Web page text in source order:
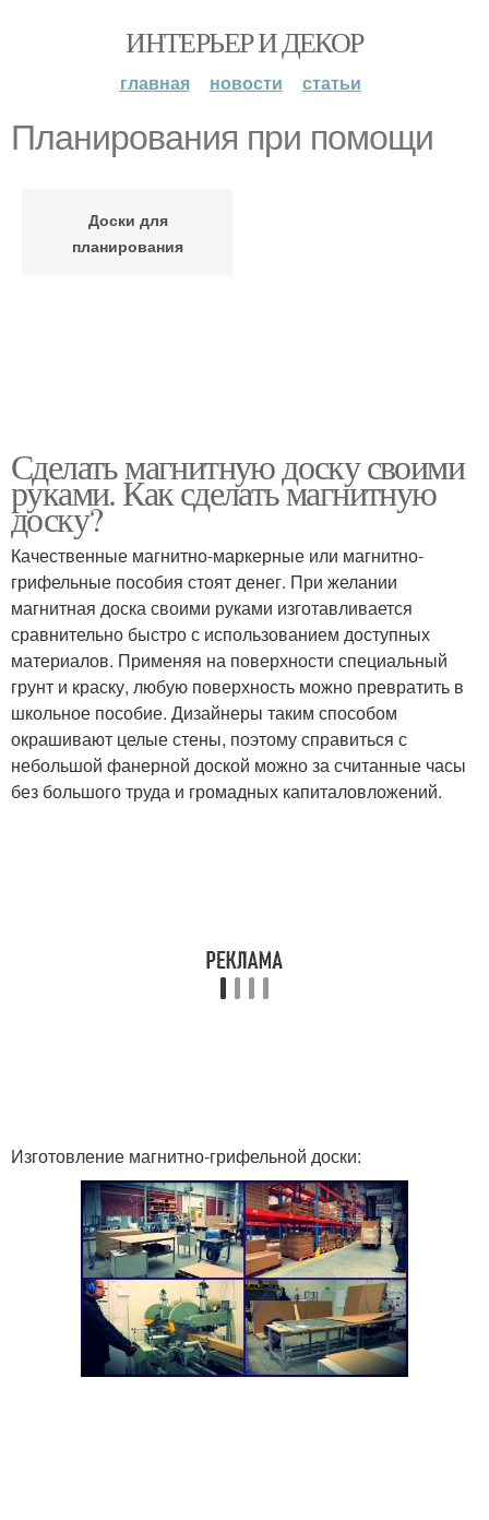
ИНТЕРЬЕР И ДЕКОР
главная новости статьи
Планирования при помощи
Доски для
планирования
Сделать магнитную доску своими
руками. Как сделать магнитную
доску?
Качественные магнитно-маркерные или магнитно-
грифельные пособия стоят денег. При желании
магнитная доска своими руками изготавливается
сравнительно быстро с использованием доступных
материалов. Применяя на поверхности специальный
грунт и краску, любую поверхность можно превратить в
школьное пособие. Дизайнеры таким способом
окрашивают целые стены, поэтому справиться с
небольшой фанерной доской можно за считанные часы
без большого труда и громадных капиталовложений.
Изготовление магнитно-грифельной доски: